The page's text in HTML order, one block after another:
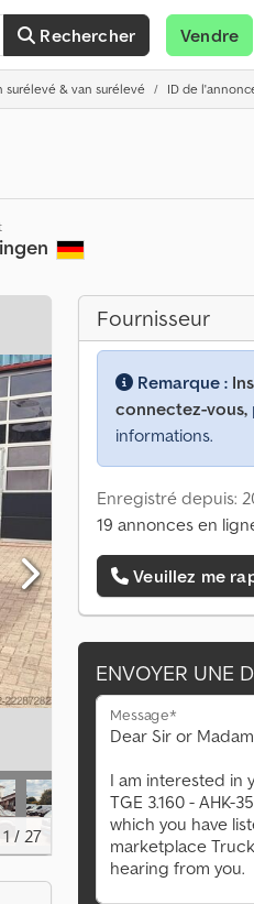
Rechercher Vendre
surélevé & van surélevé ID de
1 / 27
Fournisseur
Remarque :
connectez-vous,
informations.
Enregistré depuis:
19 annonces en
Veuillez me
ENVOYER UNE
Message*